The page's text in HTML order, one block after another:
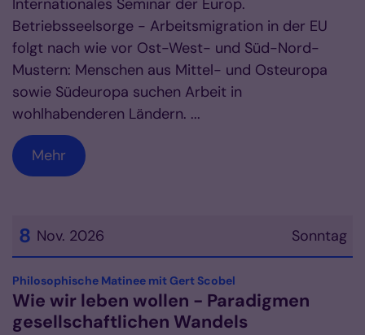
Internationales Seminar der Europ.
Betriebsseelsorge - Arbeitsmigration in der EU
folgt nach wie vor Ost-West- und Süd-Nord-
Mustern: Menschen aus Mittel- und Osteuropa
sowie Südeuropa suchen Arbeit in
wohlhabenderen Ländern. ...
Mehr
Sonntag
8 Nov. 2026
Datum: 8. November 2026
Philosophische Matinee mit Gert Scobel
Wie wir leben wollen - Paradigmen
gesellschaftlichen Wandels